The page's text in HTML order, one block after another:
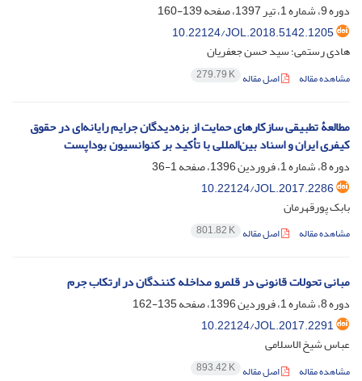
دوره 9، شماره 1، تیر 1397، صفحه
139-160
10.22124/JOL.2018.5142.1205
هادی رستمی؛ سید حسن جعفریان
مشاهده مقاله اصل مقاله 279.79 K
مطالعۀ تطبیقی سازکارهای حمایت از بزه‌دیدگان جرایم رایانه‌ای در حقوق
کیفری ایران و اسناد بین‌المللی با تأکید بر کنوانسیون بوداپست
دوره 8، شماره 1، فروردین 1396، صفحه
1-36
10.22124/JOL.2017.2286
بابک پورقهرمان
مشاهده مقاله اصل مقاله 801.82 K
مبانی تحولات قانونی در قلمرو مداخله کنندگان در ارتکاب جرم
دوره 8، شماره 1، فروردین 1396، صفحه
135-162
10.22124/JOL.2017.2291
عباس شیخ الاسلامی
مشاهده مقاله اصل مقاله 893.42 K